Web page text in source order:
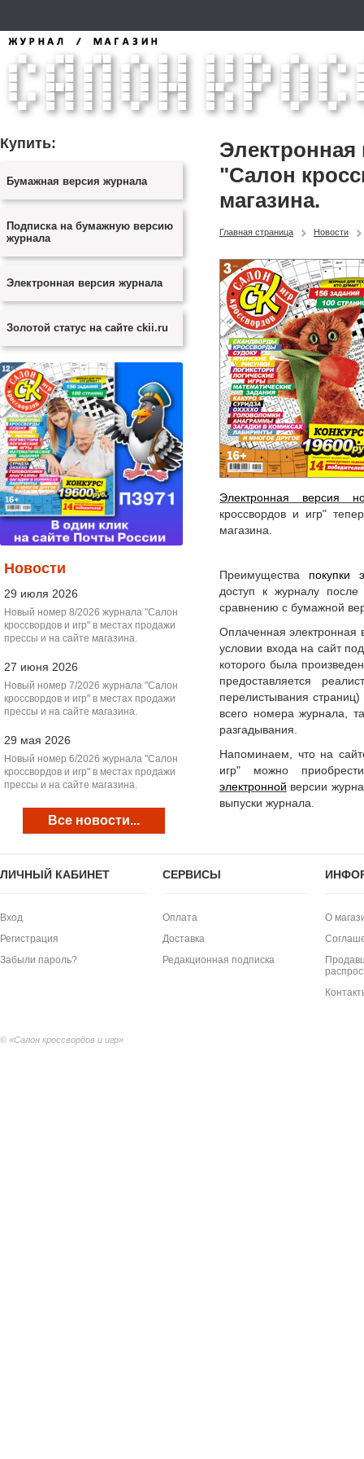
Купить:
Бумажная версия журнала
Подписка на бумажную версию
журнала
Электронная версия журнала
Золотой статус на сайте ckii.ru
Новости
29 июля 2026
Новый номер 8/2026 журнала "Салон
кроссвордов и игр" в местах продажи
прессы и на сайте магазина.
27 июня 2026
Новый номер 7/2026 журнала "Салон
кроссвордов и игр" в местах продажи
прессы и на сайте магазина.
29 мая 2026
Новый номер 6/2026 журнала "Салон
кроссвордов и игр" в местах продажи
прессы и на сайте магазина.
Все новости...
Электронная
"Салон
магазина.
Главная страница Новости
Электронная версия
кроссвордов и игр"
магазина.
Преимущества покупки
доступ к журналу
сравнению с бумажной
Оплаченная электронная
условии входа на сайт
которого была
предоставляется
перелистывания
всего номера журнала,
разгадывания.
Напоминаем, что на
игр" можно
электронной версии
выпуски журнала.
ЛИЧНЫЙ КАБИНЕТ
Вход
Регистрация
Забыли пароль?
СЕРВИСЫ
Оплата
Доставка
Редакционная подписка
О
© «Салон кроссвордов и игр»